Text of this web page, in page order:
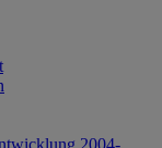
2004-